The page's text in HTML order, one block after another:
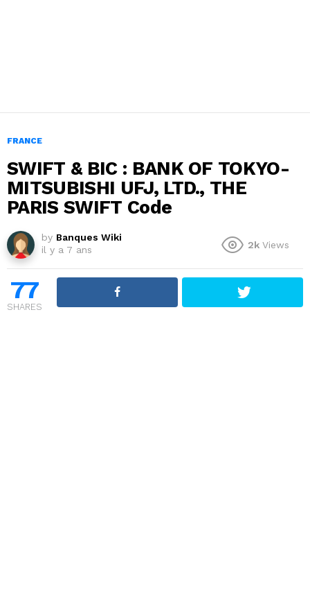
FRANCE
SWIFT & BIC : BANK OF TOKYO-
MITSUBISHI UFJ, LTD., THE
PARIS SWIFT Code
by Banques Wiki
il y a 7 ans
2k Views
77
SHARES